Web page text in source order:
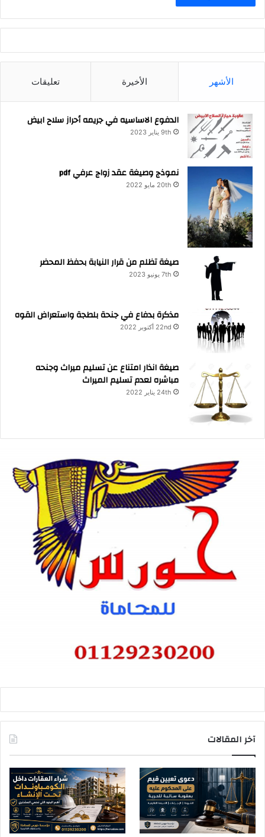
الأشهر الأخيرة تعليقات
الدفوع الاساسيه في جريمه أحراز سلاح ابيض
9th يناير 2023
نموذج وصيغة عقد زواج عرفي pdf
20th مايو 2022
صيغة تظلم من قرار النيابة بحفظ المحضر
7th يونيو 2023
مذكرة بدفاع في جنحة بلطجة واستعراض القوه
22nd أكتوبر 2022
صيغة انذار امتناع عن تسليم ميراث وجنحه
مباشره لعدم تسليم الميراث
24th يناير 2022
آخر المقالات